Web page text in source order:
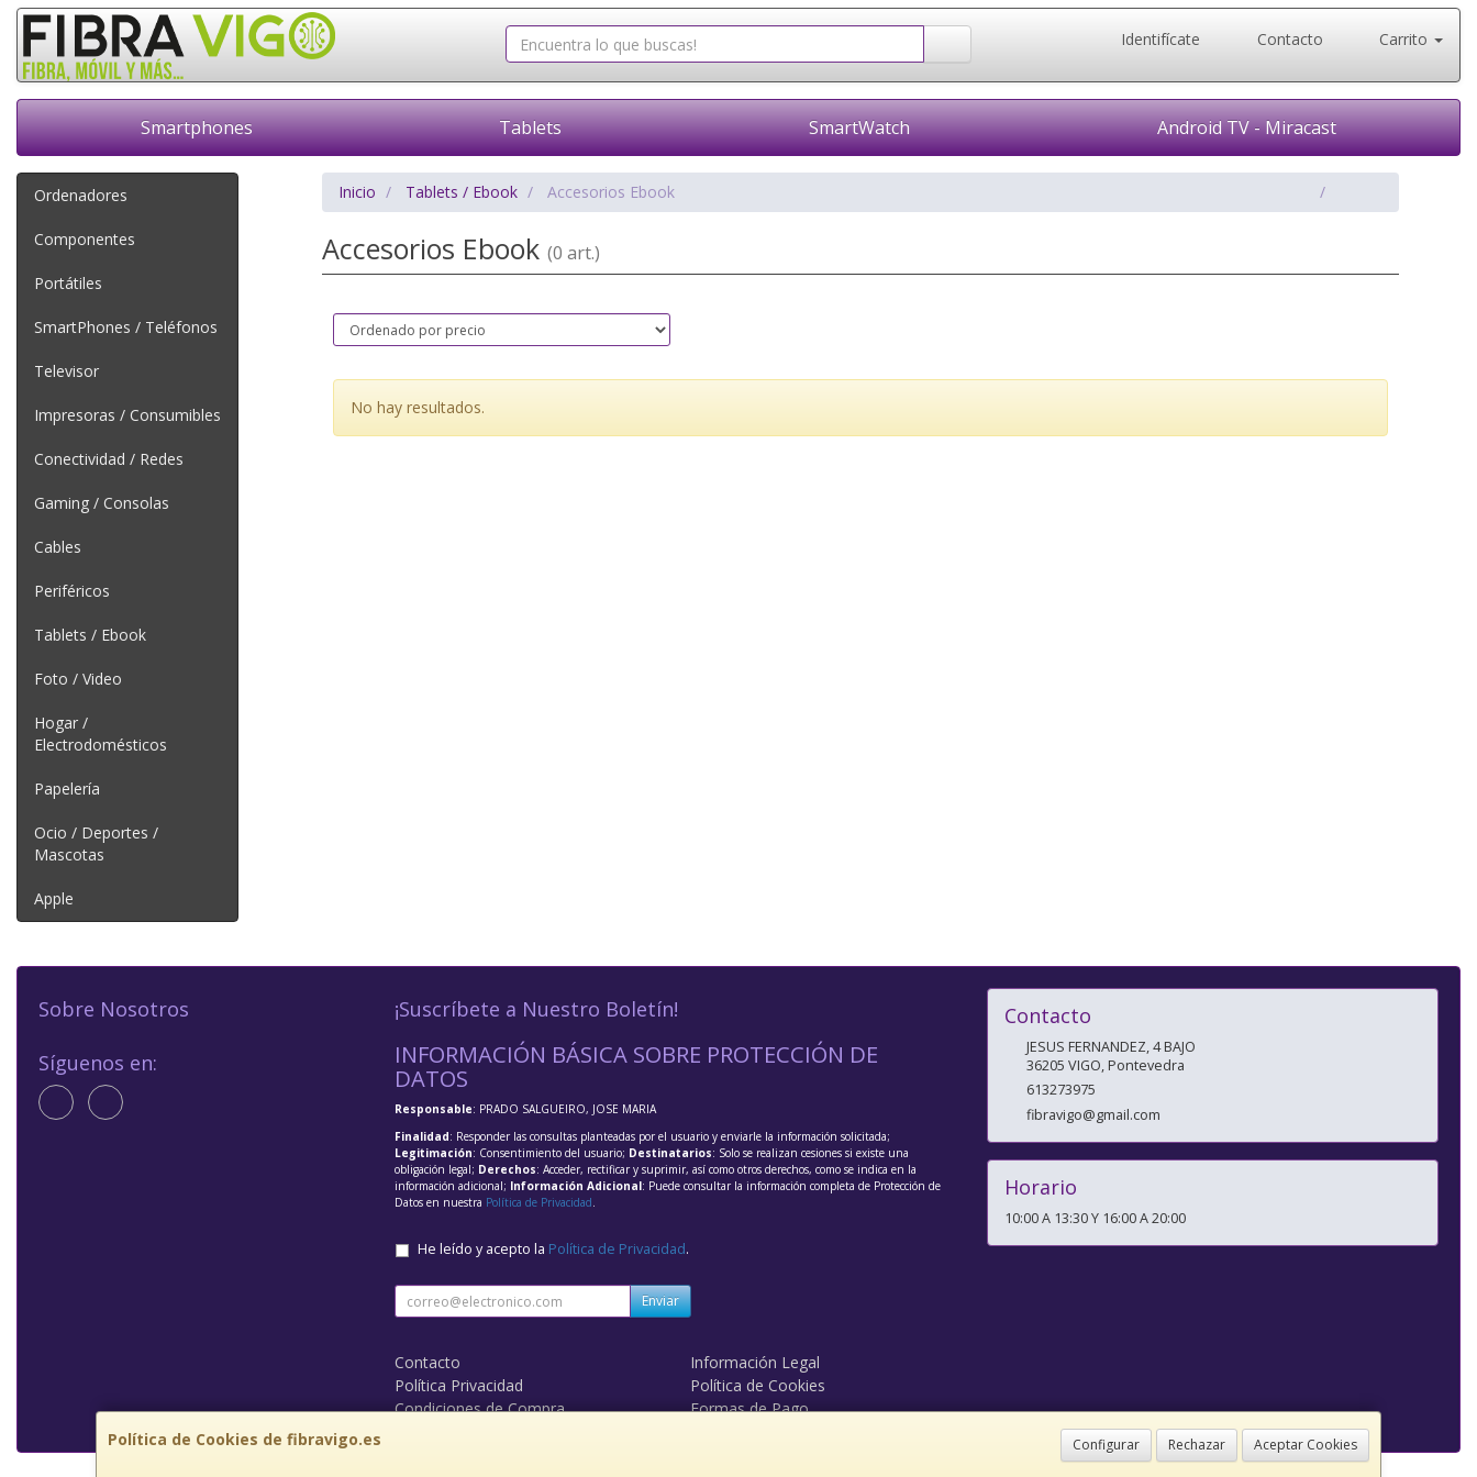
Identifícate Contacto Carrito
Smartphones Tablets SmartWatch Android TV - Miracast
Ordenadores
Componentes
Portátiles
SmartPhones / Teléfonos
Televisor
Impresoras / Consumibles
Conectividad / Redes
Gaming / Consolas
Cables
Periféricos
Tablets / Ebook
Foto / Video
Hogar /
Electrodomésticos
Papelería
Ocio / Deportes /
Mascotas
Apple
Inicio Tablets / Ebook Accesorios Ebook
Accesorios Ebook (0 art.)
No hay resultados.
Política de Cookies de fibravigo.es Configurar Rechazar Aceptar Cookies
Sobre Nosotros
Síguenos en:
¡Suscríbete a Nuestro Boletín!
INFORMACIÓN BÁSICA SOBRE PROTECCIÓN DE
DATOS
Responsable: PRADO SALGUEIRO, JOSE MARIA
Finalidad: Responder las consultas planteadas por el usuario y enviarle la información solicitada;
Legitimación: Consentimiento del usuario; Destinatarios: Solo se realizan cesiones si existe una
obligación legal; Derechos: Acceder, rectificar y suprimir, así como otros derechos, como se indica en la
información adicional; Información Adicional: Puede consultar la información completa de Protección de
Datos en nuestra Política de Privacidad.
He leído y acepto la Política de Privacidad.
Enviar
Contacto
Información Legal
Política Privacidad
Política de Cookies
Condiciones de Compra
Formas de Pago
Contacto
JESUS FERNANDEZ, 4 BAJO
36205 VIGO,Pontevedra
613273975
fibravigo@gmail.com
Horario
10:00 A 13:30 Y 16:00 A 20:00